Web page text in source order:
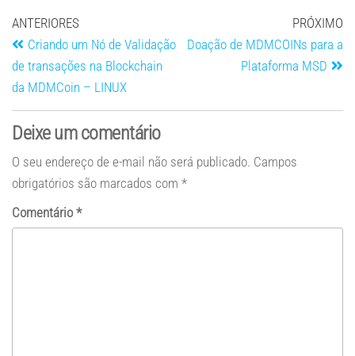
ANTERIORES
Criando um Nó de Validação
de transações na Blockchain
da MDMCoin – LINUX
PRÓXIMO
Doação de MDMCOINs para a
Plataforma MSD
Deixe um comentário
O seu endereço de e-mail não será publicado. Campos
obrigatórios são marcados com *
Comentário *